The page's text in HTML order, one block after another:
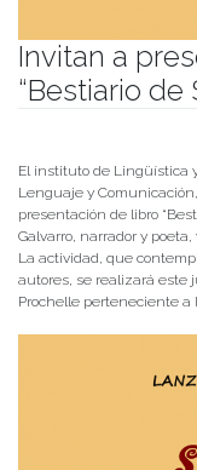
Invitan a
“Bestiario de
El instituto de Lingüística
Lenguaje y
presentación de libro
Galvarro, narrador y
La actividad, que
autores, se realizará este
Prochelle perteneciente a